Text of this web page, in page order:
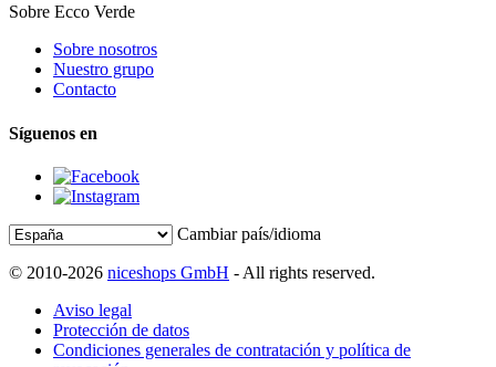
Sobre Ecco Verde
Sobre nosotros
Nuestro grupo
Contacto
Síguenos en
Cambiar país/idioma
© 2010-2026 niceshops GmbH - All rights reserved.
Aviso legal
Protección de datos
Condiciones generales de contratación y política de